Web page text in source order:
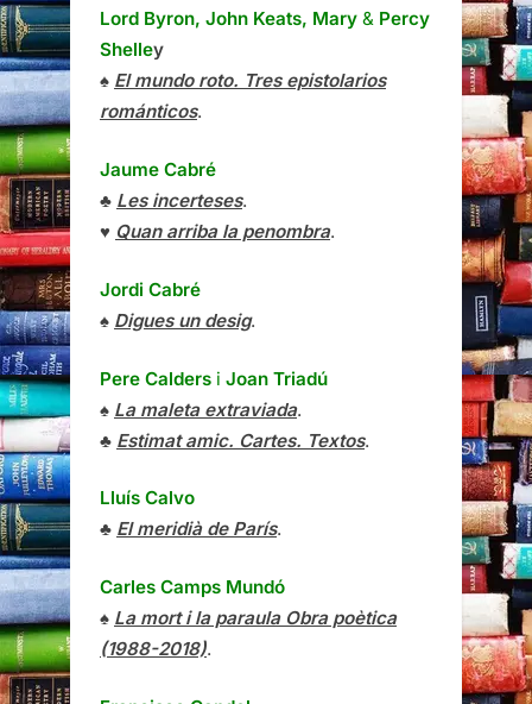
Lord Byron, John Keats, Mary & Percy
Shelley
♠ El mundo roto. Tres epistolarios
románticos.
Jaume Cabré
♣ Les incerteses.
♥ Quan arriba la penombra.
Jordi Cabré
♠ Digues un desig.
Pere Calders i Joan Triadú
♠ La maleta extraviada.
♣ Estimat amic. Cartes. Textos.
Lluís Calvo
♣ El meridià de París.
Carles Camps Mundó
♠ La mort i la paraula Obra poètica
(1988-2018).